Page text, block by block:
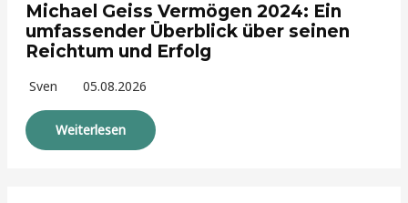
Michael Geiss Vermögen 2024: Ein
umfassender Überblick über seinen
Reichtum und Erfolg
Sven 05.08.2026
Weiterlesen